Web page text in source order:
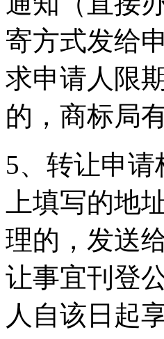
寄方式发给
求申请人限
的，商标局
5、转让申
上填写的地
理的，发送
让事宜刊登
人自该日起